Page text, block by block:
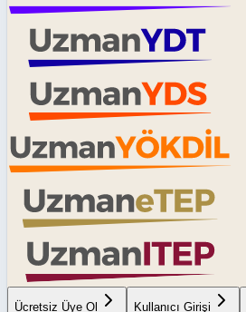
Ücretsiz Üye Ol Kullanıcı Girişi